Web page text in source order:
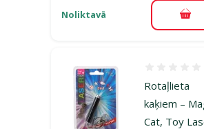
Noliktavā
Rotaļlieta
kaķiem –
Cat, Toy